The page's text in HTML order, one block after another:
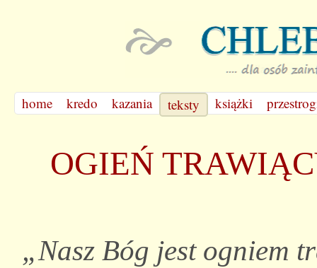
home kredo kazania teksty książki
OGIEŃ
„Nasz Bóg jest ogniem